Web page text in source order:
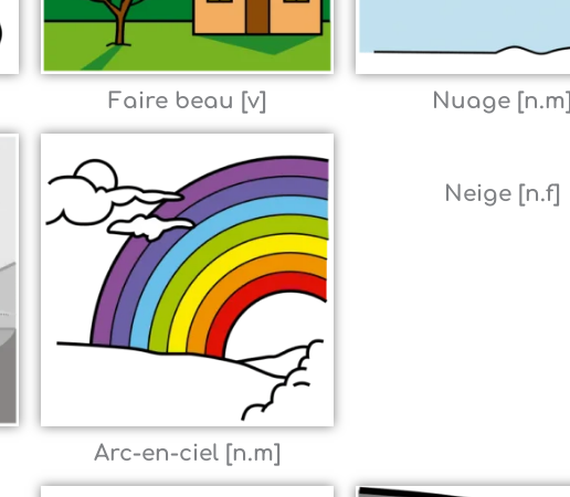
Faire beau [v] Nuage [n.m]
Arc-en-ciel [n.m]
Neige [n.f]